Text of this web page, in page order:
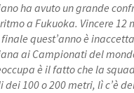
ha avuto un grande
a Fukuoka. Vincere
quest’anno è
ai Campionati del
è il fatto che la
100 o 200 metri, lì c’è